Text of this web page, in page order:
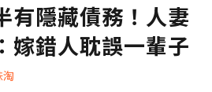
有隱藏債務！人妻
嫁錯人耽誤一輩子
淘